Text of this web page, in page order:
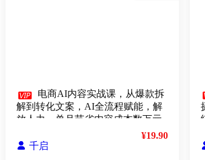
 电商AI内容实战课，从爆款拆
解到转化文案，AI全流程赋能，解
放人力，单月节省内容成本数万元
 千启
¥19.90